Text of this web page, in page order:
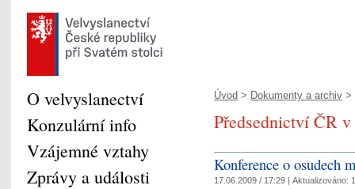
Úvod > Dokumenty a archiv >
Předsednictví ČR
Konference o osudech
17.06.2009 / 17:29 | Aktualizováno:
O velvyslanectví
Konzulární info
Vzájemné vztahy
Zprávy a události